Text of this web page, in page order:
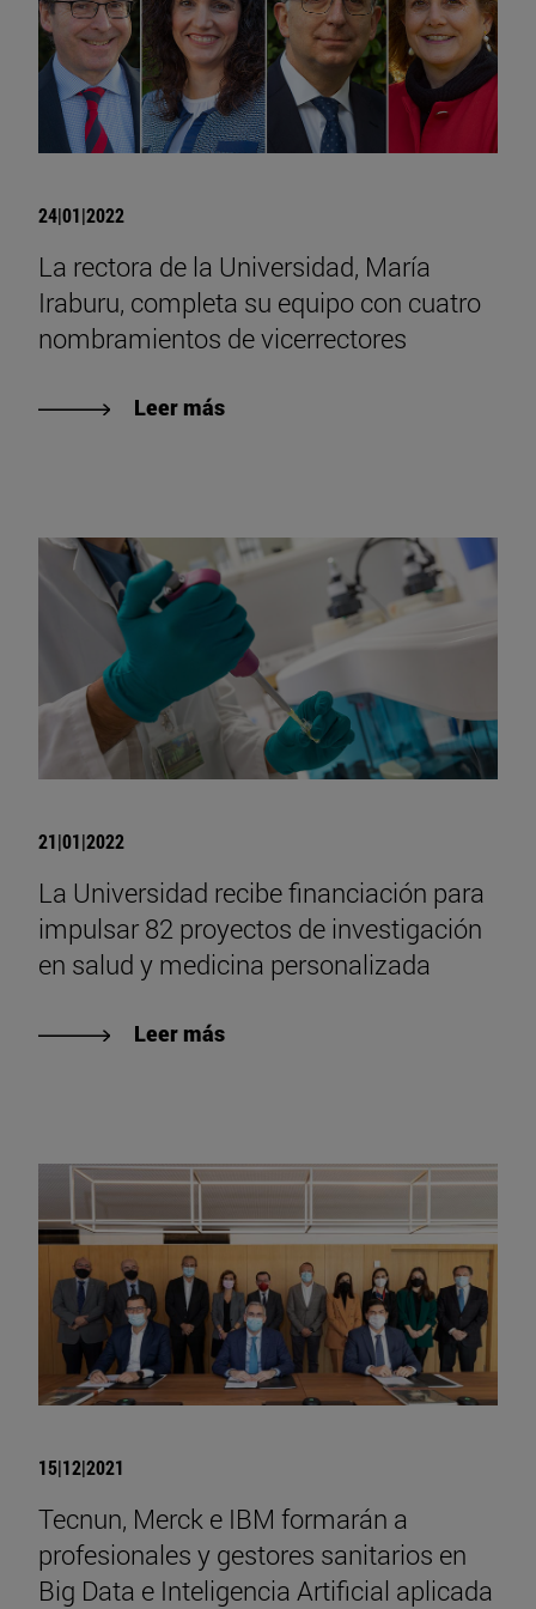
24|01|2022
La rectora de la Universidad, María
Iraburu, completa su equipo con cuatro
nombramientos de vicerrectores
Leer más
21|01|2022
La Universidad recibe financiación para
impulsar 82 proyectos de investigación
en salud y medicina personalizada
Leer más
15|12|2021
Tecnun, Merck e IBM formarán a
profesionales y gestores sanitarios en
Big Data e Inteligencia Artificial aplicada